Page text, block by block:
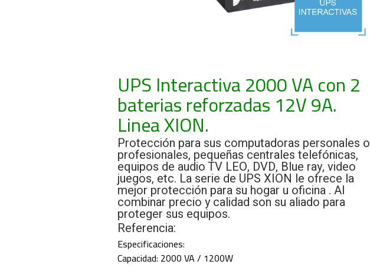
UPS Interactiva 2000 VA con 2
baterias reforzadas 12V 9A.
Linea XION.
Protección para sus computadoras personales o
profesionales, pequeñas centrales telefónicas,
equipos de audio TV LEO, DVD, Blue ray, video
juegos, etc. La serie de UPS XION le ofrece la
mejor protección para su hogar u oficina . Al
combinar precio y calidad son su aliado para
proteger sus equipos.
Referencia:
Especificaciones:
Capacidad: 2000 VA / 1200W